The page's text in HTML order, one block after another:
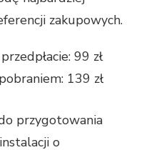
zakupowych.
99 zł
139 zł
przygotowania
o